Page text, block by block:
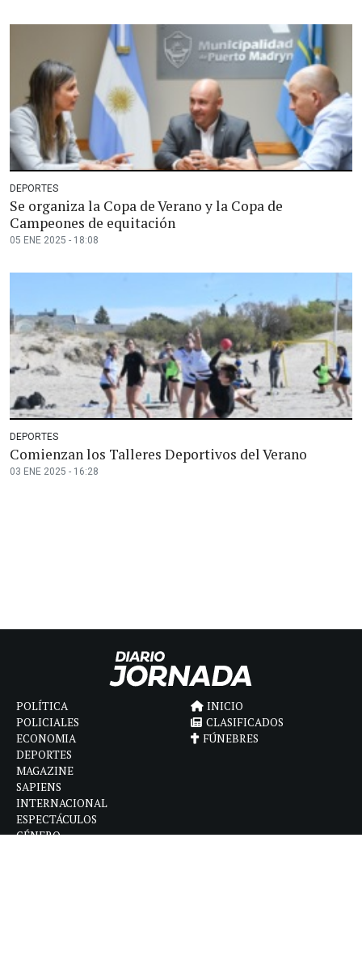
DEPORTES
Se organiza la Copa de Verano y la Copa de
Campeones de equitación
05 ENE 2025 - 18:08
DEPORTES
Comienzan los Talleres Deportivos del Verano
03 ENE 2025 - 16:28
POLÍTICA
POLICIALES
ECONOMIA
DEPORTES
MAGAZINE
SAPIENS
INTERNACIONAL
ESPECTÁCULOS
GÉNERO
INICIO
CLASIFICADOS
FÚNEBRES